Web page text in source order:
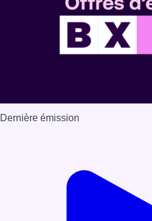
Dernière émission